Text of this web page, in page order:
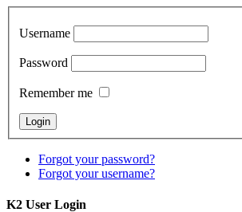
Username
Password
Remember me
Forgot your password?
Forgot your username?
K2 User Login